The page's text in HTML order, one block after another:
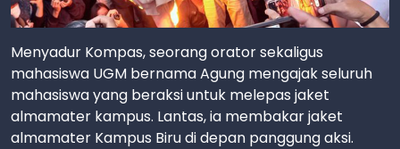
Menyadur Kompas, seorang orator sekaligus
mahasiswa UGM bernama Agung mengajak seluruh
mahasiswa yang beraksi untuk melepas jaket
almamater kampus. Lantas, ia membakar jaket
almamater Kampus Biru di depan panggung aksi.